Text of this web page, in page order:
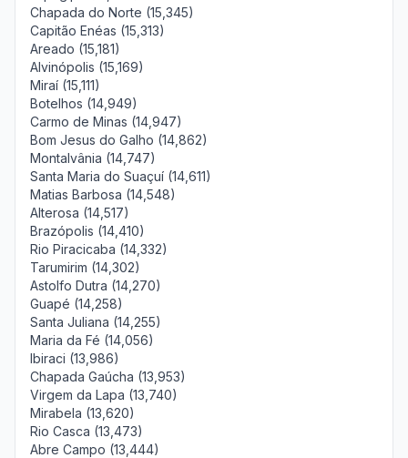
Chapada do Norte (15,345)
Capitão Enéas (15,313)
Areado (15,181)
Alvinópolis (15,169)
Miraí (15,111)
Botelhos (14,949)
Carmo de Minas (14,947)
Bom Jesus do Galho (14,862)
Montalvânia (14,747)
Santa Maria do Suaçuí (14,611)
Matias Barbosa (14,548)
Alterosa (14,517)
Brazópolis (14,410)
Rio Piracicaba (14,332)
Tarumirim (14,302)
Astolfo Dutra (14,270)
Guapé (14,258)
Santa Juliana (14,255)
Maria da Fé (14,056)
Ibiraci (13,986)
Chapada Gaúcha (13,953)
Virgem da Lapa (13,740)
Mirabela (13,620)
Rio Casca (13,473)
Abre Campo (13,444)